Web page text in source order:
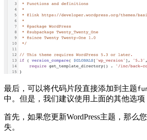
最后，可以将代码片段直接添加到主题
中。但是，我们建议使用上面的其他选项
首先，如果您更新WordPress主题，那么
失。